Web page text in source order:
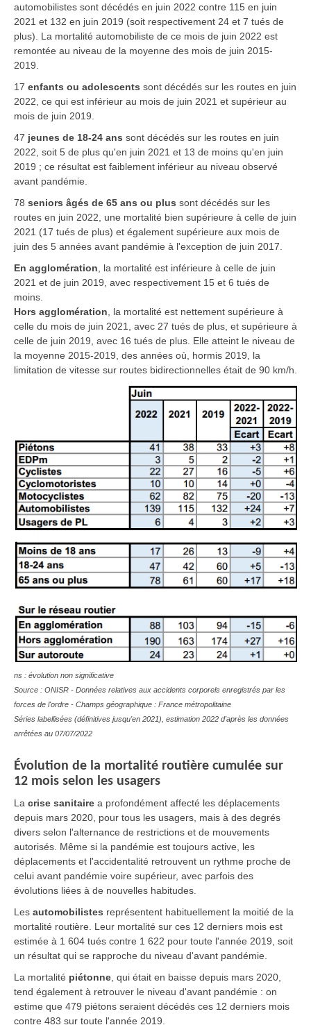
automobilistes sont décédés en juin 2022 contre 115 en juin
2021 et 132 en juin 2019 (soit respectivement 24 et 7 tués de
plus). La mortalité automobiliste de ce mois de juin 2022 est
remontée au niveau de la moyenne des mois de juin 2015-
2019.
17 enfants ou adolescents sont décédés sur les routes en juin
2022, ce qui est inférieur au mois de juin 2021 et supérieur au
mois de juin 2019.
47 jeunes de 18-24 ans sont décédés sur les routes en juin
2022, soit 5 de plus qu'en juin 2021 et 13 de moins qu'en juin
2019 ; ce résultat est faiblement inférieur au niveau observé
avant pandémie.
78 seniors âgés de 65 ans ou plus sont décédés sur les
routes en juin 2022, une mortalité bien supérieure à celle de juin
2021 (17 tués de plus) et également supérieure aux mois de
juin des 5 années avant pandémie à l'exception de juin 2017.
En agglomération , la mortalité est inférieure à celle de juin
2021 et de juin 2019, avec respectivement 15 et 6 tués de
moins.
Hors agglomération , la mortalité est nettement supérieure à
celle du mois de juin 2021, avec 27 tués de plus, et supérieure à
celle de juin 2019, avec 16 tués de plus. Elle atteint le niveau de
la moyenne 2015-2019, des années où, hormis 2019, la
limitation de vitesse sur routes bidirectionnelles était de 90 km/h.
ns : évolution non significative
Source : ONISR - Données relatives aux accidents corporels enregistrés par les
forces de l'ordre - Champs géographique : France métropolitaine
Séries labellisées (définitives jusqu'en 2021), estimation 2022 d'après les données
arrêtées au 07/07/2022
Évolution de la mortalité routière cumulée sur
12 mois selon les usagers
La crise sanitaire a profondément affecté les déplacements
depuis mars 2020, pour tous les usagers, mais à des degrés
divers selon l'alternance de restrictions et de mouvements
autorisés. Même si la pandémie est toujours active, les
déplacements et l'accidentalité retrouvent un rythme proche de
celui avant pandémie voire supérieur, avec parfois des
évolutions liées à de nouvelles habitudes.
Les automobilistes représentent habituellement la moitié de la
mortalité routière. Leur mortalité sur ces 12 derniers mois est
estimée à 1 604 tués contre 1 622 pour toute l'année 2019, soit
un résultat qui se rapproche du niveau d'avant pandémie.
La mortalité piétonne , qui était en baisse depuis mars 2020,
tend également à retrouver le niveau d'avant pandémie : on
estime que 479 piétons seraient décédés ces 12 derniers mois
contre 483 sur toute l'année 2019.